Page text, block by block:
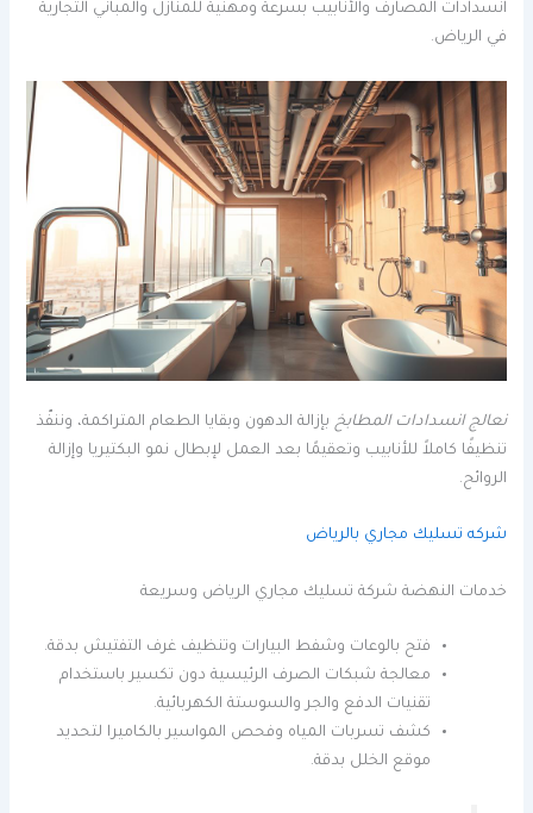
انسدادات المصارف والأنابيب بسرعة ومهنية للمنازل والمباني التجارية
في الرياض.
نعالج انسدادات المطابخ بإزالة الدهون وبقايا الطعام المتراكمة، وننفّذ
تنظيفًا كاملاً للأنابيب وتعقيمًا بعد العمل لإبطال نمو البكتيريا وإزالة
الروائح.
شركه تسليك مجاري بالرياض
خدمات النهضة شركة تسليك مجاري الرياض وسريعة
فتح بالوعات وشفط البيارات وتنظيف غرف التفتيش بدقة.
معالجة شبكات الصرف الرئيسية دون تكسير باستخدام
تقنيات الدفع والجر والسوستة الكهربائية.
كشف تسربات المياه وفحص المواسير بالكاميرا لتحديد
موقع الخلل بدقة.